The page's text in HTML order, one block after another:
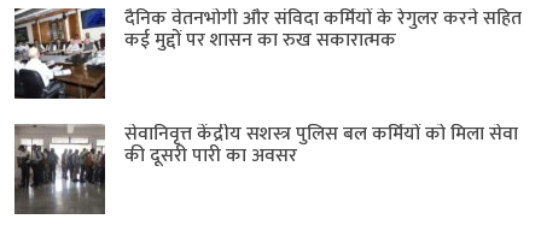
दैनिक वेतनभोगी और संविदा कर्मियों के रेगुलर करने सहित
कई मुद्दों पर शासन का रुख सकारात्मक
सेवानिवृत्त केंद्रीय सशस्त्र पुलिस बल ​कर्मियों को मिला सेवा
की दूसरी पारी का अवसर